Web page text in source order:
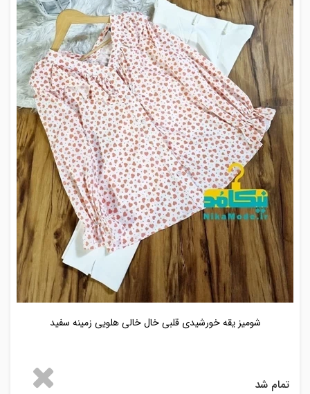
شومیز یقه خورشیدی قلبی خال خالی هلویی زمینه سفید
تمام شد